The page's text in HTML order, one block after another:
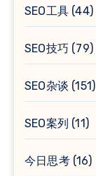
SEO工具 (44)
SEO技巧 (79)
SEO杂谈 (151)
SEO案列 (11)
今日思考(16)